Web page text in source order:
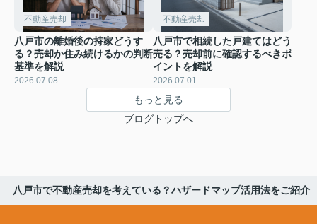
不動産売却
八戸市の離婚後の持家どうす
る？売却か住み続けるかの判断
基準を解説
2026.07.08
不動産売却
八戸市で相続した戸建てはどう
売る？売却前に確認するべきポ
イントを解説
2026.07.01
もっと見る
ブログトップへ
八戸市で不動産売却を考えている？ハザードマップ活用法をご紹介